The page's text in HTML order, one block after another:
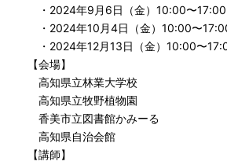
・2024年9月6日（金）10:00〜17:00
・2024年10月4日（金）10:00〜
・2024年12月13日（金）10:00〜
【会場】
高知県立林業大学校
高知県立牧野植物園
香美市立図書館かみーる
高知県自治会館
【講師】